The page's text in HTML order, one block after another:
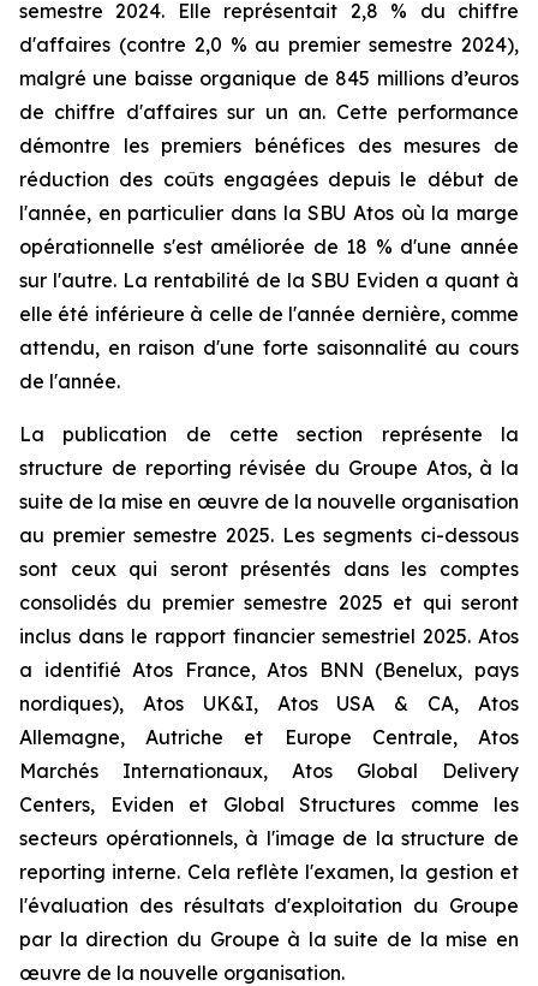
semestre 2024. Elle représentait 2,8 % du chiffre
d'affaires (contre 2,0 % au premier semestre 2024),
malgré une baisse organique de 845 millions d’euros
de chiffre d'affaires sur un an. Cette performance
démontre les premiers bénéfices des mesures de
réduction des coûts engagées depuis le début de
l'année, en particulier dans la SBU Atos où la marge
opérationnelle s'est améliorée de 18 % d'une année
sur l'autre. La rentabilité de la SBU Eviden a quant à
elle été inférieure à celle de l'année dernière, comme
attendu, en raison d'une forte saisonnalité au cours
de l'année.
La publication de cette section représente la
structure de reporting révisée du Groupe Atos, à la
suite de la mise en œuvre de la nouvelle organisation
au premier semestre 2025. Les segments ci-dessous
sont ceux qui seront présentés dans les comptes
consolidés du premier semestre 2025 et qui seront
inclus dans le rapport financier semestriel 2025. Atos
a identifié Atos France, Atos BNN (Benelux, pays
nordiques), Atos UK&I, Atos USA & CA, Atos
Allemagne, Autriche et Europe Centrale, Atos
Marchés Internationaux, Atos Global Delivery
Centers, Eviden et Global Structures comme les
secteurs opérationnels, à l'image de la structure de
reporting interne. Cela reflète l'examen, la gestion et
l'évaluation des résultats d'exploitation du Groupe
par la direction du Groupe à la suite de la mise en
œuvre de la nouvelle organisation.